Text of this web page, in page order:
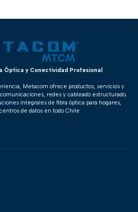
Óptica y Conectividad Profesional
Metacom ofrece productos, servicios y
redes y cableado estructurado.
integrales de fibra óptica para hogares,
de datos en todo Chile.